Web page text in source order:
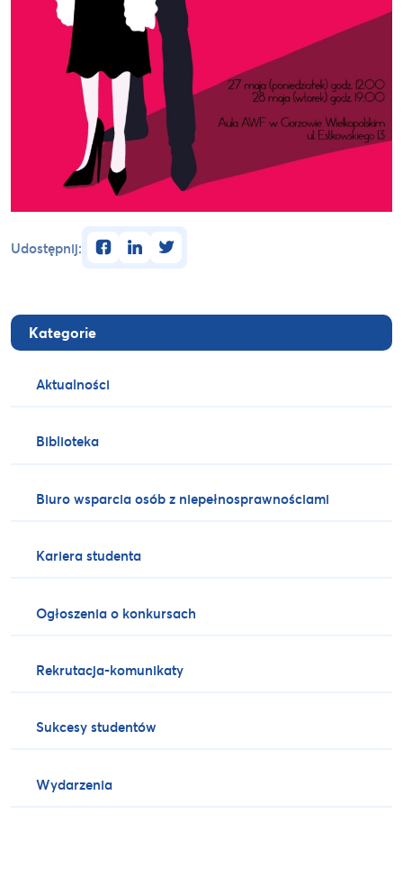
Kategorie
Aktualności
Biblioteka
Biuro wsparcia osób z niepełnosprawnościami
Kariera studenta
Ogłoszenia o konkursach
Rekrutacja-komunikaty
Sukcesy studentów
Wydarzenia
Udostępnij: facebooklinkedintwitter